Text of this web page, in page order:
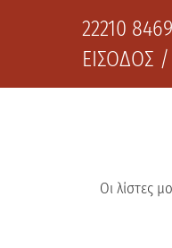
22210
ΕΙΣΟΔΟΣ
Οι λίστες